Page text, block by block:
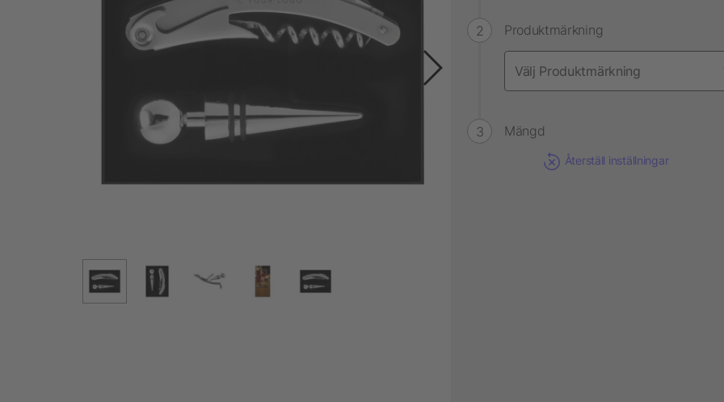
Produktmärkning
Mängd
Återställ inställningar